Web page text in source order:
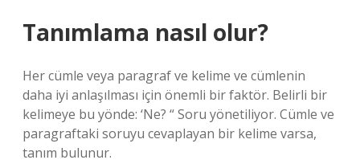
Tanımlama nasıl olur?
Her cümle veya paragraf ve kelime ve cümlenin
daha iyi anlaşılması için önemli bir faktör. Belirli bir
kelimeye bu yönde: ‘Ne? “ Soru yönetiliyor. Cümle ve
paragraftaki soruyu cevaplayan bir kelime varsa,
tanım bulunur.